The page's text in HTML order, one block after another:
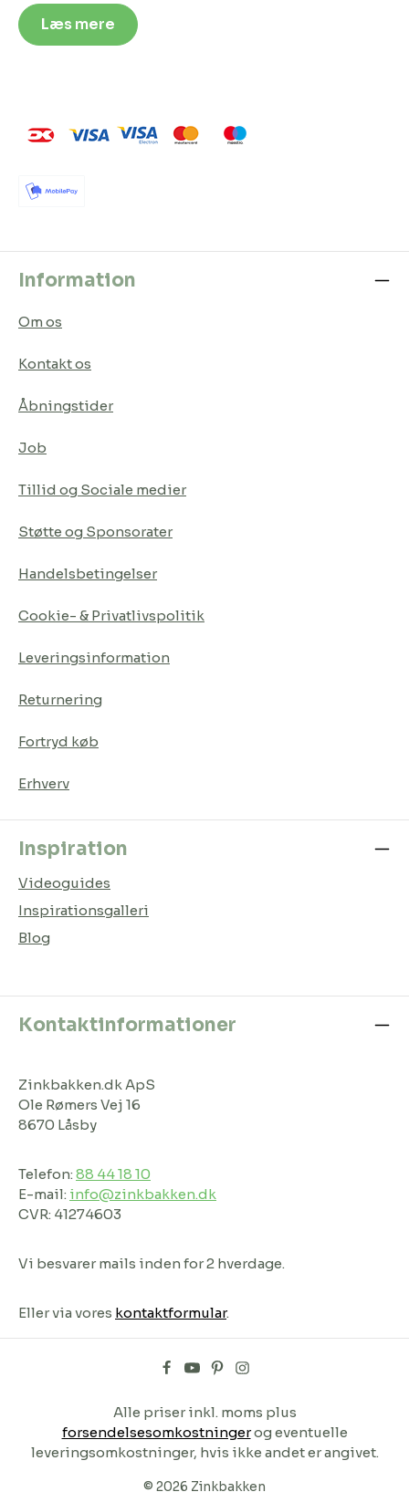
Læs mere
Information
Om os
Kontakt os
Åbningstider
Job
Tillid og Sociale medier
Støtte og Sponsorater
Handelsbetingelser
Cookie- & Privatlivspolitik
Leveringsinformation
Returnering
Fortryd køb
Erhverv
Inspiration
Videoguides
Inspirationsgalleri
Blog
Kontaktinformationer
Zinkbakken.dk ApS
Ole Rømers Vej 16
8670 Låsby
Telefon: 88 44 18 10
E-mail: info@zinkbakken.dk
CVR: 41274603
Vi besvarer mails inden for 2 hverdage.
Eller via vores kontaktformular.
© 2026 Zinkbakken
Alle priser inkl. moms plus
forsendelsesomkostningerog eventuelle
leveringsomkostninger, hvis ikke andet er angivet.